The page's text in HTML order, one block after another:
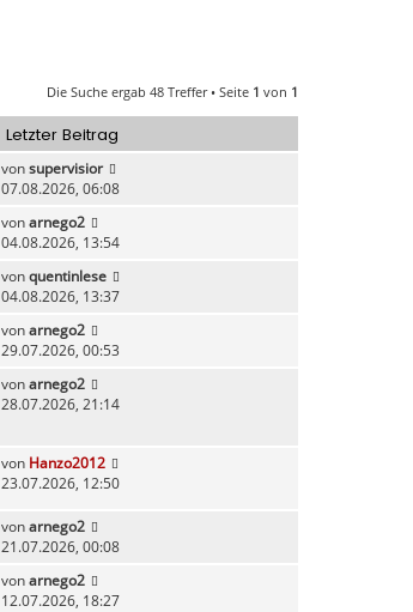
Die Suche ergab 48 Treffer • Seite 1 von 1
Letzter Beitrag
vonsupervisior
07.08.2026, 06:08
vonarnego2
04.08.2026, 13:54
vonquentinlese
04.08.2026, 13:37
vonarnego2
29.07.2026, 00:53
vonarnego2
28.07.2026, 21:14
von Hanzo2012
23.07.2026, 12:50
vonarnego2
21.07.2026, 00:08
vonarnego2
12.07.2026, 18:27